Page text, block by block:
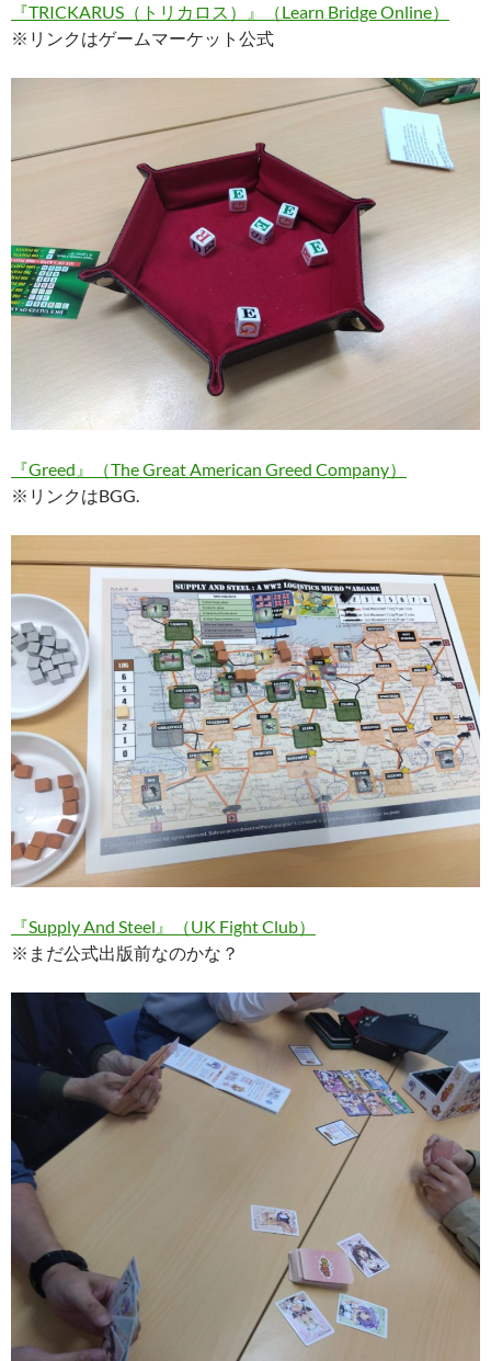
『TRICKARUS（トリカロス）』（Learn Bridge Online）
※リンクはゲームマーケット公式
『Greed』（The Great American Greed Company）
※リンクはBGG.
『Supply And Steel』（UK Fight Club）
※まだ公式出版前なのかな？